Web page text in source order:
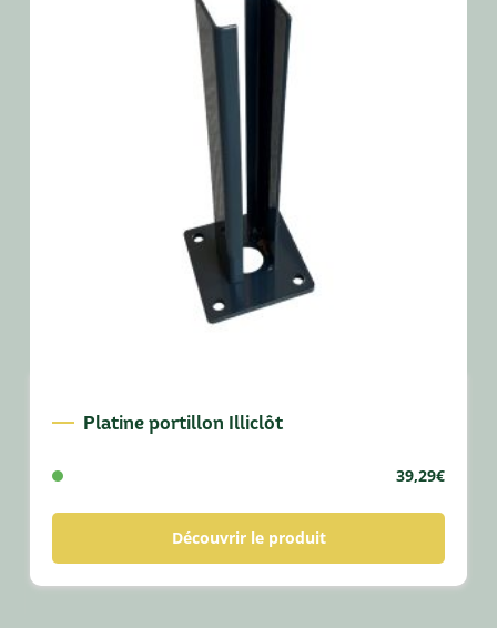
Platine portillon Illiclôt
39,29€
Découvrir le produit